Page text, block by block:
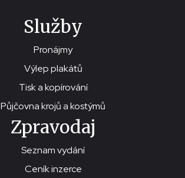
Služby
Pronájmy
Výlep plakátů
Tisk a kopírování
Půjčovna krojů a kostýmů
Zpravodaj
Seznam vydání
Ceník inzerce